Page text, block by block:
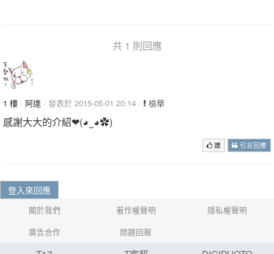
共 1 則回應
1 樓 · 阿達 · 發表於 2015-05-01 20:14 · 檢舉
感謝大大的介紹❤(◕‿◕✿)
讚 引言回應
登入來回應
關於我們 著作權聲明
隱私權聲明
廣告合作
問題回報